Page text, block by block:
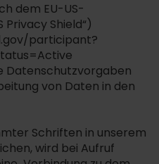
dem EU-US-
Privacy Shield“)
participant?
Datenschutzvorgaben
von Daten in den
Schriften in unserem
wird bei Aufruf